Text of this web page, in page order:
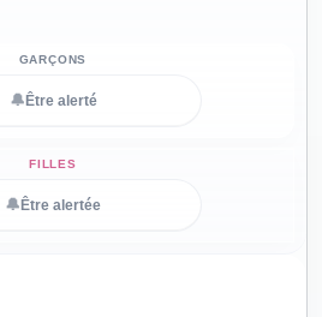
🔔 Être alerté
🔔 Être alertée